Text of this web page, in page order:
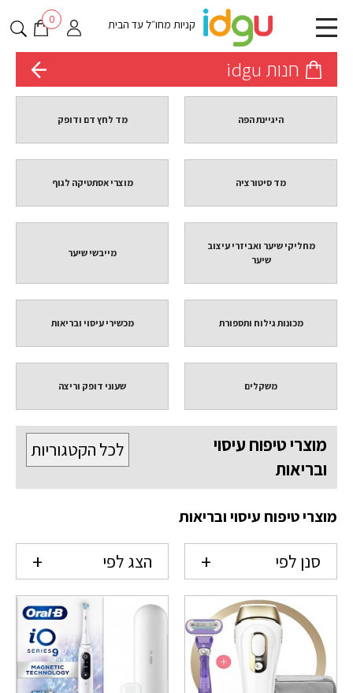
קניות מחו״ל עד הבית 0
חנות idgu
היגיינת הפה מד לחץ דם ודופק
מד סיטורציה מוצרי אסתטיקה לגוף
מחליקי שיער ואביזרי עיצוב
שיער
מייבשי שיער
מכונות גילוח ותספורת מכשירי עיסוי ובריאות
משקלים שעוני דופק וריצה
לכל הקטגוריות
מוצרי טיפוח עיסוי
ובריאות
מוצרי טיפוח עיסוי ובריאות
סנן לפי הצג לפי